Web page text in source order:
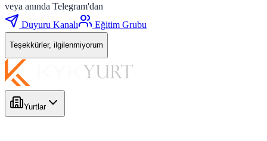
veya anında Telegram'dan
Duyuru Kanalı
Eğitim Grubu
Teşekkürler, ilgilenmiyorum
Yurtlar